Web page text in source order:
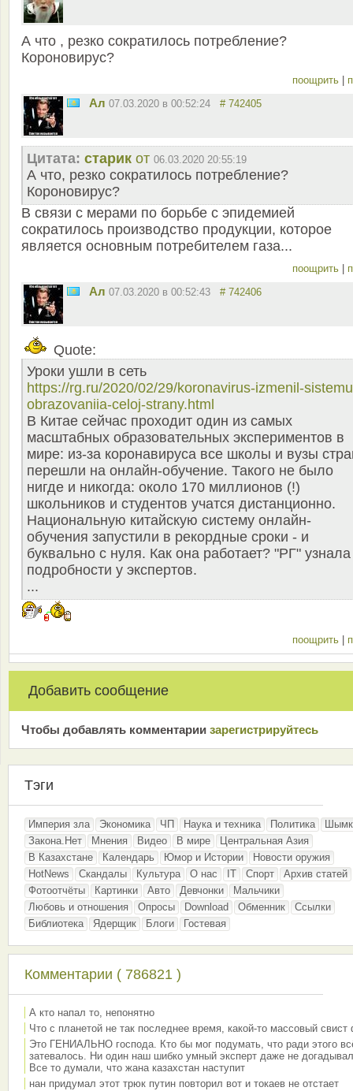
А что , резко сократилось потребление?
Короновирус?
поощрить
Ал 07.03.2020 в 00:52:24 # 742405
Цитата: старик от 06.03.2020 20:55:19
А что, резко сократилось потребление?
Короновирус?
В связи с мерами по борьбе с эпидемией
сократилось производство продукции, которое
является основным потребителем газа...
поощрить
Ал 07.03.2020 в 00:52:43 # 742406
Quote:
Уроки ушли в сеть
https://rg.ru/2020/02/29/koronavirus-izmenil-
obrazovaniia-celoj-strany.html
В Китае сейчас проходит один из самых
масштабных образовательных экспериментов в
мире: из-за коронавируса все школы и вузы
перешли на онлайн-обучение. Такого не было
нигде и никогда: около 170 миллионов (!)
школьников и студентов учатся дистанционно.
Национальную китайскую систему онлайн-
обучения запустили в рекордные сроки - и
буквально с нуля. Как она работает? "РГ" узнала
подробности у экспертов.
...
поощрить
Добавить сообщение
Чтобы добавлять комментарии зарeгиcтрирyйтeсь
Тэги
Империя зла Экономика ЧП Наука и техника Политика
Закона.Нет
Мнения Видео В мире
Центральная Азия
В Казахстане
Календарь Юмор и Истории
Новости оружия
HotNews
Скандалы Культура О нас IT Спорт
Архив статей
Фотоотчёты
Картинки Авто Девчонки
Мальчики
Любовь и отношения
Опросы Download Обменник
Ссылки
Библиотека
Ядерщик Блоги Гостевая
Комментарии ( 786821 )
А кто напал то, непонятно
Что с планетой не так последнее время, какой-то массовый свист
Это ГЕНИАЛЬНО господа. Кто бы мог подумать, что ради этого
затевалось. Ни один наш шибко умный эксперт даже не
Все то думали, что жана казахстан наступит
нан придумал этот трюк путин повторил вот и токаев не отстает